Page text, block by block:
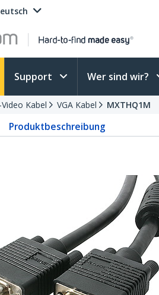
Support Wer sind wir?
Kabel VGA Kabel MXTHQ1M
Produktbeschreibung